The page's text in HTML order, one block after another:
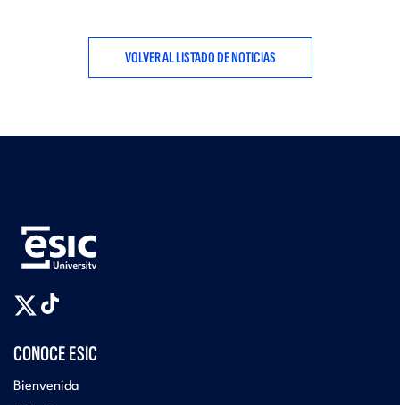
VOLVER AL LISTADO DE NOTICIAS
CONOCE ESIC
Bienvenida